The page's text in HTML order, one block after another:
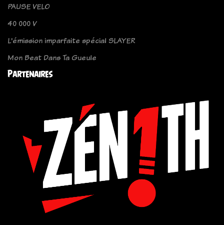
PAUSE VELO
40 000 V
L'émission imparfaite spécial SLAYER
Mon Beat Dans Ta Gueule
Partenaires